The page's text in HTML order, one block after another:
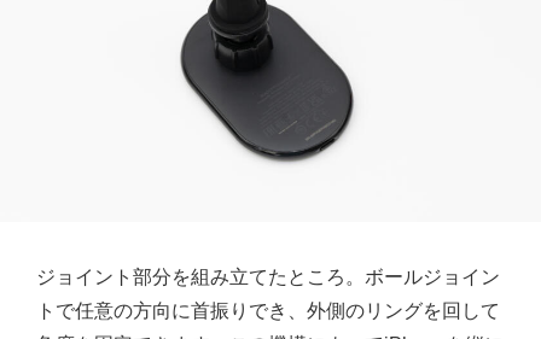
ジョイント部分を組み立てたところ。ボールジョイン
トで任意の方向に首振りでき、外側のリングを回して